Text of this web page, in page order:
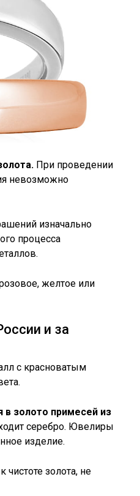
При проведении
невозможно
изначально
процесса
желтое или
и за
с красноватым
в золото примесей из
серебро. Ювелиры
изделие.
чистоте золота, не